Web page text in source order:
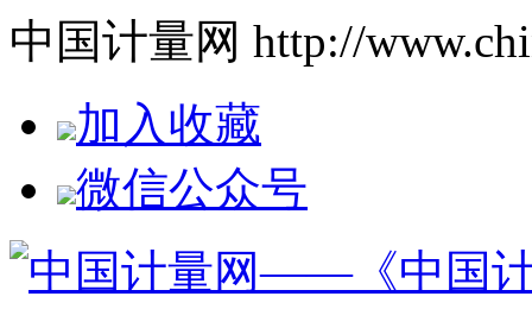
中国计量网 http://
加入收藏
微信公众号